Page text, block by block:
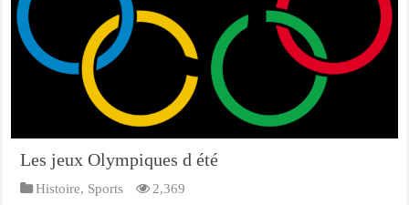
Les jeux Olympiques d été
Histoire, Sports 2,369